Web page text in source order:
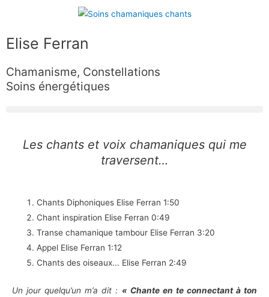
contenu
Elise Ferran
Chamanisme, Constellations
Soins énergétiques
Les chants et voix chamaniques qui me
traversent…
Chants Diphoniques Elise Ferran 1:50
Chant inspiration Elise Ferran 0:49
Transe chamanique tambour Elise Ferran 3:20
Appel Elise Ferran 1:12
Chants des oiseaux... Elise Ferran 2:49
Un jour quelqu’un m’a dit : « Chante en te connectant à ton